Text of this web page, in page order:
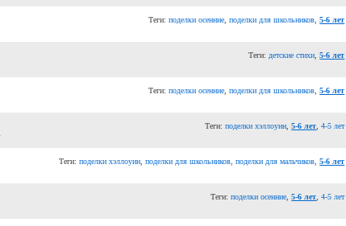
Теги:поделки осенние,поделки для школьников,5-6 лет
Теги:детские стихи,5-6 лет
Теги:поделки осенние,поделки для школьников,5-6 лет
Теги:поделки хэллоуин,5-6 лет,4-5 лет
Теги:поделки хэллоуин,поделки для школьников,поделки для мальчиков,5-6 лет
Теги:поделки осенние,5-6 лет,4-5 лет